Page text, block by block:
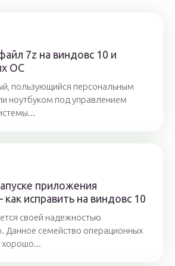
7z на виндовс 10 и
ОС
пользующийся персональным
ноутбуком под управлением
приложения
исправить на виндовс 10
своей надежностью
Данное семейство операционных
хорошо...